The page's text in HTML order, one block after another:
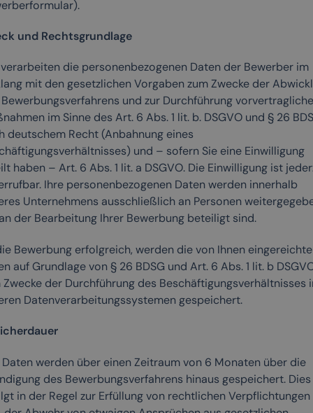
und Rechtsgrundlage
die personenbezogenen Daten der Bewerber im
mit den gesetzlichen Vorgaben zum Zwecke der
und zur Durchführung
im Sinne des Art. 6 Abs. 1 lit. b. DSGVO und § 26
deutschem Recht (Anbahnung eines
und – sofern Sie eine Einwilligung
haben – Art. 6 Abs. 1 lit. a DSGVO. Die Einwilligung ist
Ihre personenbezogenen Daten werden innerhalb
Unternehmens ausschließlich an Personen
der Bearbeitung Ihrer Bewerbung beteiligt sind.
Bewerbung erfolgreich, werden die von Ihnen
auf Grundlage von § 26 BDSG und Art. 6 Abs. 1 lit. b
Zwecke der Durchführung des Beschäftigungsverhältnisses
Datenverarbeitungssystemen gespeichert.
werden über einen Zeitraum von 6 Monaten über die
des Bewerbungsverfahrens hinaus gespeichert. Dies
in der Regel zur Erfüllung von rechtlichen Verpflichtungen